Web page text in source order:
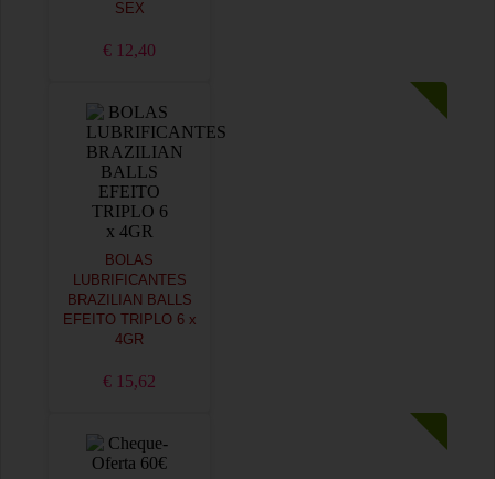
SEX
€ 12,40
BOLAS
LUBRIFICANTES
BRAZILIAN BALLS
EFEITO TRIPLO 6 x
4GR
€ 15,62